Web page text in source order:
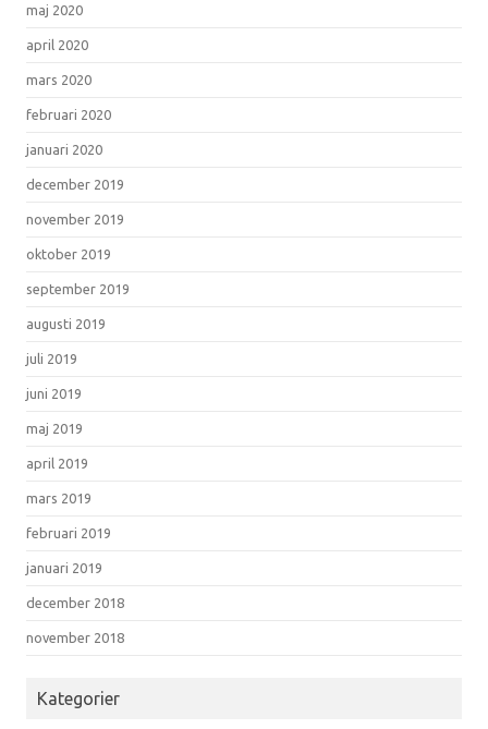
maj 2020
april 2020
mars 2020
februari 2020
januari 2020
december 2019
november 2019
oktober 2019
september 2019
augusti 2019
juli 2019
juni 2019
maj 2019
april 2019
mars 2019
februari 2019
januari 2019
december 2018
november 2018
Kategorier